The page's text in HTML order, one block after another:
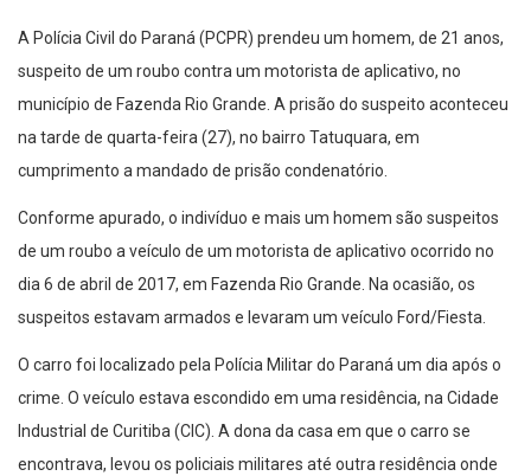
A Polícia Civil do Paraná (PCPR) prendeu um homem, de 21 anos,
suspeito de um roubo contra um motorista de aplicativo, no
município de Fazenda Rio Grande. A prisão do suspeito aconteceu
na tarde de quarta-feira (27), no bairro Tatuquara, em
cumprimento a mandado de prisão condenatório.
Conforme apurado, o indivíduo e mais um homem são suspeitos
de um roubo a veículo de um motorista de aplicativo ocorrido no
dia 6 de abril de 2017, em Fazenda Rio Grande. Na ocasião, os
suspeitos estavam armados e levaram um veículo Ford/Fiesta.
O carro foi localizado pela Polícia Militar do Paraná um dia após o
crime. O veículo estava escondido em uma residência, na Cidade
Industrial de Curitiba (CIC). A dona da casa em que o carro se
encontrava, levou os policiais militares até outra residência onde